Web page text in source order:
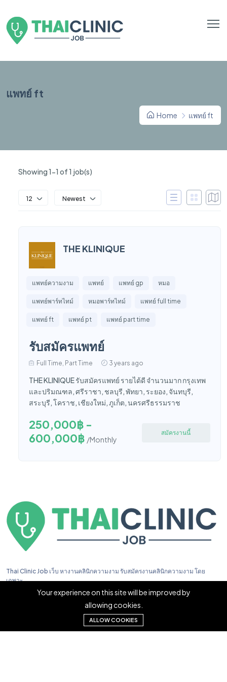
แพทย์ ft
Home แพทย์ ft
Showing 1-1 of 1 job(s)
12 Newest
THE KLINIQUE
แพทย์ความงาม แพทย์ แพทย์ gp หมอ
แพทย์พาร์ทไทม์ หมอพาร์ทไทม์ แพทย์ full time
แพทย์ ft แพทย์ pt แพทย์ part time
รับสมัครแพทย์
Full Time, Part Time 3 years ago
THE KLINIQUE รับสมัครแพทย์ รายได้ดี จำนวนมาก กรุงเทพ
และปริมณฑล, ศรีราชา, ชลบุรี, พัทยา, ระยอง, จันทบุรี,
สระบุรี, โคราช, เชียงใหม่, ภูเก็ต, นครศรีธรรมราช
250,000฿ -
600,000฿ /Monthly
สมัครงานนี้
Thai Clinic Job เว็บ หางานคลินิกความงาม รับสมัครงานคลินิกความงาม โดย
เฉพาะ
Your experience on this site will be improved by
allowing cookies.
ALLOW COOKIES